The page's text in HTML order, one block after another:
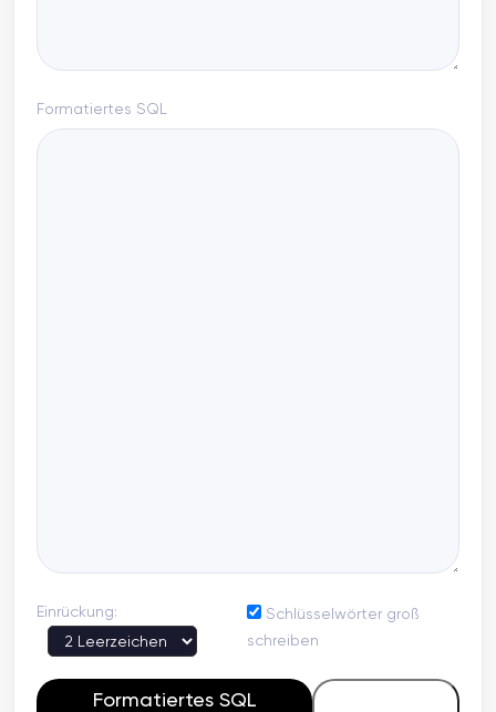
Formatiertes SQL
Einrückung:
Schlüsselwörter groß
schreiben
Formatiertes SQL